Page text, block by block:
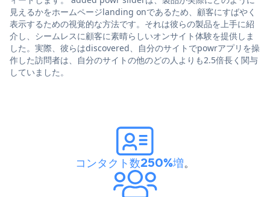
見えるかをホームページlanding onであるため、顧客にすばやく
表示するための視覚的な方法です。それは彼らの製品を上手に紹
介し、シームレスに顧客に素晴らしいオンサイト体験を提供しま
した。実際、彼らはdiscovered、自分のサイトでpowrアプリを操
作した訪問者は、自分のサイトの他のどの人よりも2.5倍長く関与
していました。
コンタクト数250%増。